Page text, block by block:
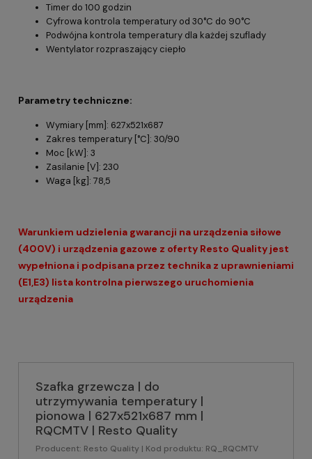
Timer do 100 godzin
Cyfrowa kontrola temperatury od 30°C do 90°C
Podwójna kontrola temperatury dla każdej szuflady
Wentylator rozpraszający ciepło
Parametry techniczne:
Wymiary [mm]: 627x521x687
Zakres temperatury [°C]: 30/90
Moc [kW]: 3
Zasilanie [V]: 230
Waga [kg]: 78,5
Warunkiem udzielenia gwarancji na urządzenia siłowe
(400V) i urządzenia gazowe z oferty Resto Quality jest
wypełniona i podpisana przez technika z uprawnieniami
(E1,E3) lista kontrolna pierwszego uruchomienia
urządzenia
Szafka grzewcza | do
utrzymywania temperatury |
pionowa | 627x521x687 mm |
RQCMTV | Resto Quality
Producent: Resto Quality | Kod produktu: RQ_RQCMTV